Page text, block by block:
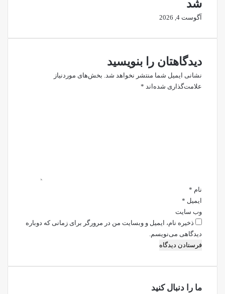
شد
آگوست 4, 2026
دیدگاهتان را بنویسید
نشانی ایمیل شما منتشر نخواهد شد. بخش‌های موردنیاز
علامت‌گذاری شده‌اند *
نام *
ایمیل *
وب‌ سایت
ذخیره نام، ایمیل و وبسایت من در مرورگر برای زمانی که دوباره
دیدگاهی می‌نویسم.
ما را دنبال کنید